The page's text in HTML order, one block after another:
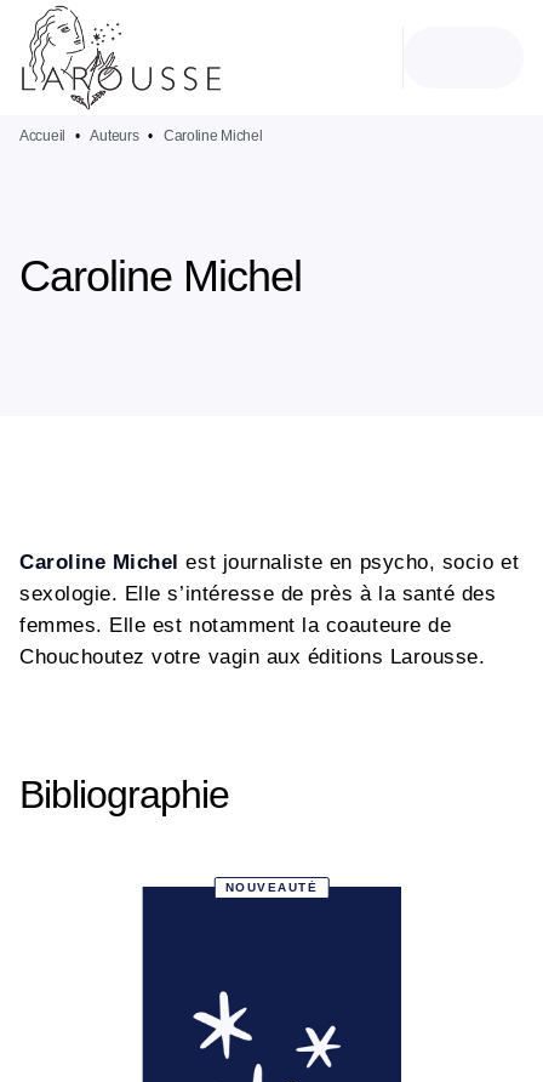
MENU
PIED DE PAGE
Accueil • Auteurs • Caroline Michel
Caroline Michel
Caroline Michel est journaliste en psycho, socio et
sexologie. Elle s’intéresse de près à la santé des
femmes. Elle est notamment la coauteure de
Chouchoutez votre vagin aux éditions Larousse.
Bibliographie
NOUVEAUTÉ